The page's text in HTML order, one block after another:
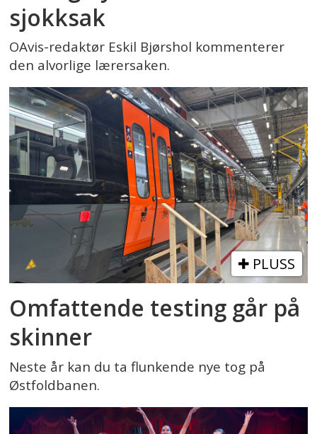
sjokksak
OAvis-redaktør Eskil Bjørshol kommenterer
den alvorlige lærersaken.
PLUSS
Omfattende testing går på
skinner
Neste år kan du ta flunkende nye tog på
Østfoldbanen.